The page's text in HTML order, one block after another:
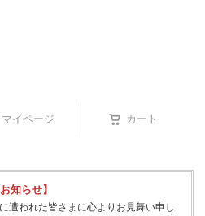
マイページ カート
知らせ】
遭われた皆さまに心よりお見舞い申し